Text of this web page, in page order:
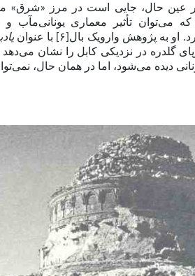
عین حال، جایی است در مرز «شرق»
می‌توان تأثیر معماری یونانی‌مآب و
او به پژوهش وارویک بال[ ۶] با عنوان
گلدره در نزدیکی کابل را نشان می‌دهد
دیده می‌شود، اما در همان حال،